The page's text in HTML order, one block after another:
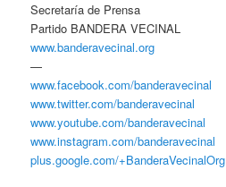
Secretaría de Prensa
Partido BANDERA VECINAL
www.banderavecinal.org
—
www.facebook.com/banderavecinal
www.twitter.com/banderavecinal
www.youtube.com/banderavecinal
www.instagram.com/banderavecinal
plus.google.com/+BanderaVecinalOrg